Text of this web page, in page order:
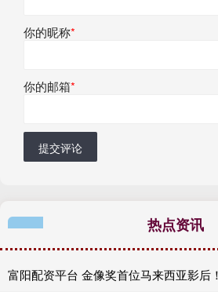
你的昵称*
你的邮箱*
提交评论
热点资讯